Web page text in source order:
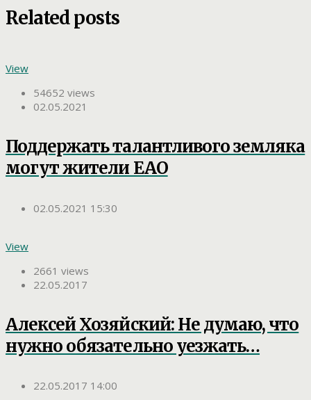
Related posts
View
54652 views
02.05.2021
Поддержать талантливого земляка
могут жители ЕАО
02.05.2021 15:30
View
2661 views
22.05.2017
Алексей Хозяйский: Не думаю, что
нужно обязательно уезжать…
22.05.2017 14:00